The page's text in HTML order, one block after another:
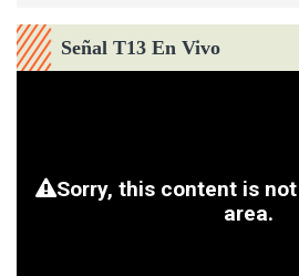
Señal T13 En Vivo